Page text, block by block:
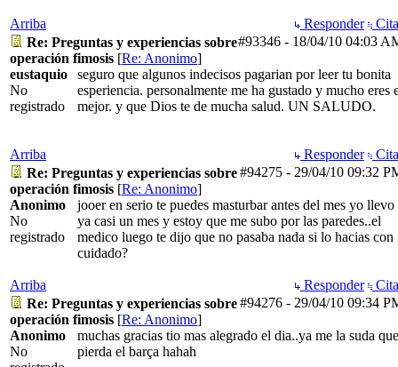
Arriba Responder
#93346 - 18/04/10 04:03
Re: Preguntas y experiencias sobre
operación fimosis [Re: Anonimo]
eustaquio
No
registrado
seguro que algunos indecisos pagarian por leer tu bonita
esperiencia. personalmente me ha gustado y mucho eres
mejor. y que Dios te de mucha salud. UN SALUDO.
Arriba Responder
#94275 - 29/04/10 09:32
Re: Preguntas y experiencias sobre
operación fimosis [Re: Anonimo]
Anonimo
No
registrado
jooer en serio te puedes masturbar antes del mes yo llevo
ya casi un mes y estoy que me subo por las paredes..el
medico luego te dijo que no pasaba nada si lo hacias con
cuidado?
Arriba Responder
#94276 - 29/04/10 09:34
Re: Preguntas y experiencias sobre
operación fimosis [Re: Anonimo]
Anonimo
No
muchas gracias tio mas alegrado el dia..ya me la suda que
pierda el barça hahah